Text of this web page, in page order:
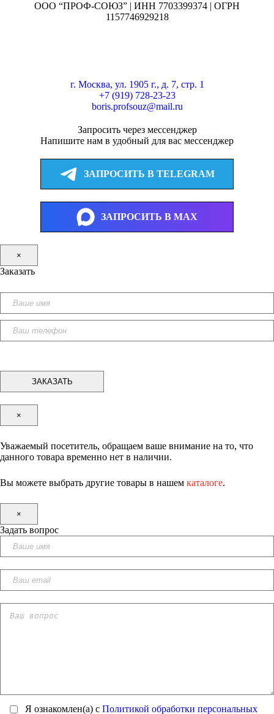
ООО “ПРОФ-СОЮЗ” | ИНН 7703399374 | ОГРН
1157746929218
г. Москва, ул. 1905 г., д. 7, стр. 1
+7 (919) 728-23-23
boris.profsouz@mail.ru
Запросить через мессенджер
Напишите нам в удобный для вас мессенджер
ЗАПРОСИТЬ В TELEGRAM
ЗАПРОСИТЬ В MAX
×
Заказать
×
Уважаемый посетитель, обращаем ваше внимание на то, что
данного товара временно нет в наличии.
Вы можете выбрать другие товары в нашем каталоге.
×
Задать вопрос
Я ознакомлен(а) с Политикой обработки персональных